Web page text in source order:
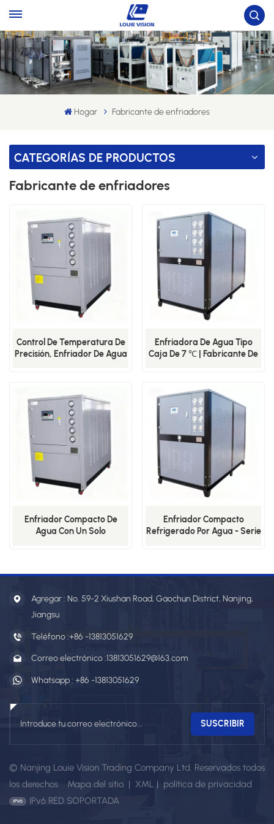
Hogar Fabricante de enfriadores
CATEGORÍAS DE PRODUCTOS
Fabricante de enfriadores
Control De Temperatura De
Precisión, Enfriador De Agua
Del Vidrio.
Enfriadora De Agua Tipo
Caja De 7 ℃ | Fabricante De
Enfriador Compacto De
Agua Con Un Solo
Enfriador Compacto
Refrigerado Por Agua - Serie
Agregar : No. 59-2 Xiushan Road, Gaochun District, Nanjing,
Jiangsu
Teléfono :+86 -13813051629
Correo electrónico :13813051629@163.com
Whatsapp : +86 -13813051629
© Nanjing Louie Vision Trading Company Ltd. Reservados todos
los derechos .
Mapa del sitio | XML | política de privacidad
IPv6 RED SOPORTADA